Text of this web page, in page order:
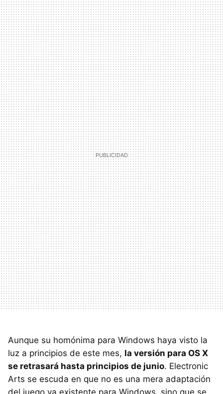
Aunque su homónima para Windows haya visto la
luz a principios de este mes, la versión para OS X
se retrasará hasta principios de junio. Electronic
Arts se escuda en que no es una mera adaptación
del juego ya existente para Windows, sino que se